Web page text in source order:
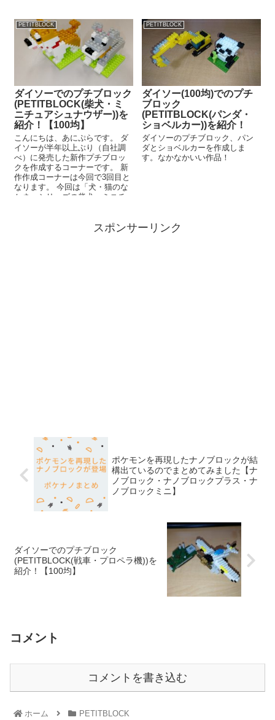
PETITBLOCK
ダイソーでのプチブロック
(PETITBLOCK(柴犬・ミ
ニチュアシュナウザー))を
紹介！【100均】
こんにちは、あにぷらです。 ダ
イソーが半年以上ぶり（自社調
べ）に発売した新作プチブロッ
クを作成するコーナーです。 新
作作成コーナーは今回で3回目と
なります。 今回は「犬・猫のな
かま」シリーズの柴犬・ミニチ
PETITBLOCK
ダイソー(100均)でのプチ
ブロック
(PETITBLOCK(パンダ・
ショベルカー))を紹介！
ダイソーのプチブロック、パン
ダとショベルカーを作成しま
す。なかなかいい作品！
スポンサーリンク
ポケモンを再現したナノブロックが結
構出ているのでまとめてみました【ナ
ノブロック・ナノブロックプラス・ナ
ノブロックミニ】
ダイソーでのプチブロック
(PETITBLOCK(戦車・プロペラ機))を
紹介！【100均】
コメント
コメントを書き込む
ホーム PETITBLOCK